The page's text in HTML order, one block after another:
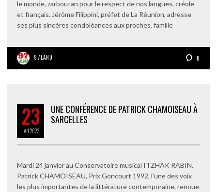
le monde, zarboutan pour le respect de nos langues, créole
et français. Jérôme Filippini, préfet de La Réunion, adresse
ses plus sincères condoléances aux proches, famille
97LAND 0
23
JAN2023
UNE CONFÉRENCE DE PATRICK CHAMOISEAU À
SARCELLES
Mardi 24 janvier au Conservatoire musical ITZHAK RABIN,
Patrick CHAMOISEAU, Prix Goncourt 1992, l’une des voix
les plus importantes de la littérature contemporaine, renoue